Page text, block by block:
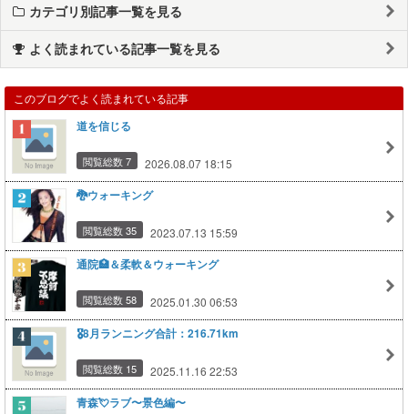
カテゴリ別記事一覧を見る
よく読まれている記事一覧を見る
このブログでよく読まれている記事
道を信じる
閲覧総数 7 2026.08.07 18:15
🐉ウォーキング
閲覧総数 35 2023.07.13 15:59
通院🏥＆柔軟＆ウォーキング
閲覧総数 58 2025.01.30 06:53
🎖️8月ランニング合計：216.71km
閲覧総数 15 2025.11.16 22:53
青森💘ラブ〜景色編〜